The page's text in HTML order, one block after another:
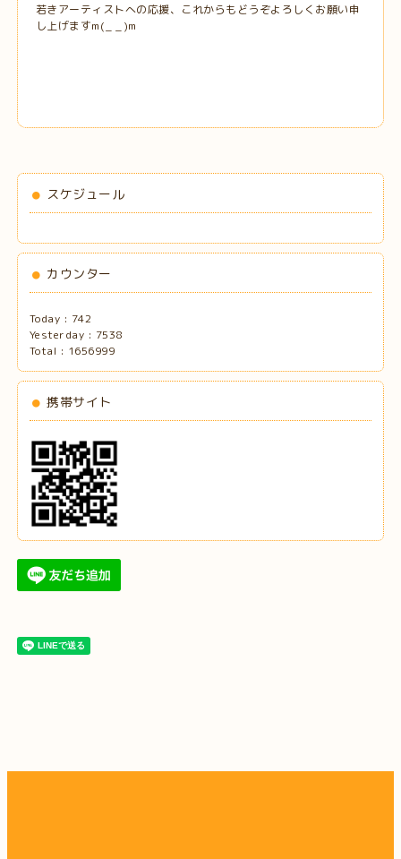
若きアーティストへの応援、これからもどうぞよろしくお願い申
し上げますm(_ _)m
スケジュール
カウンター
Today : 742
Yesterday : 7538
Total : 1656999
携帯サイト